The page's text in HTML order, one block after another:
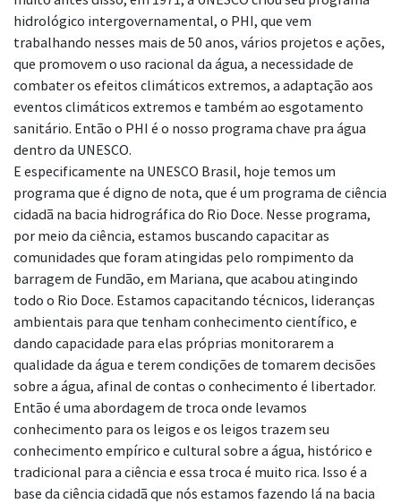
hidrológico intergovernamental, o PHI, que vem
trabalhando nesses mais de 50 anos, vários projetos e ações,
que promovem o uso racional da água, a necessidade de
combater os efeitos climáticos extremos, a adaptação aos
eventos climáticos extremos e também ao esgotamento
sanitário. Então o PHI é o nosso programa chave pra água
dentro da UNESCO.
E especificamente na UNESCO Brasil, hoje temos um
programa que é digno de nota, que é um programa de ciência
cidadã na bacia hidrográfica do Rio Doce. Nesse programa,
por meio da ciência, estamos buscando capacitar as
comunidades que foram atingidas pelo rompimento da
barragem de Fundão, em Mariana, que acabou atingindo
todo o Rio Doce. Estamos capacitando técnicos, lideranças
ambientais para que tenham conhecimento científico, e
dando capacidade para elas próprias monitorarem a
qualidade da água e terem condições de tomarem decisões
sobre a água, afinal de contas o conhecimento é libertador.
Então é uma abordagem de troca onde levamos
conhecimento para os leigos e os leigos trazem seu
conhecimento empírico e cultural sobre a água, histórico e
tradicional para a ciência e essa troca é muito rica. Isso é a
base da ciência cidadã que nós estamos fazendo lá na bacia